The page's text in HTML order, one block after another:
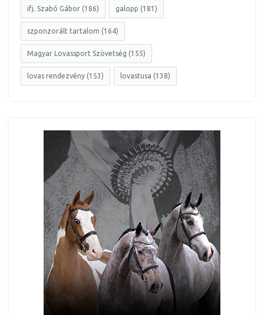
ifj. Szabó Gábor (186) galopp (181)
szponzorált tartalom (164)
Magyar Lovassport Szövetség (155)
lovas rendezvény (153) lovastusa (138)